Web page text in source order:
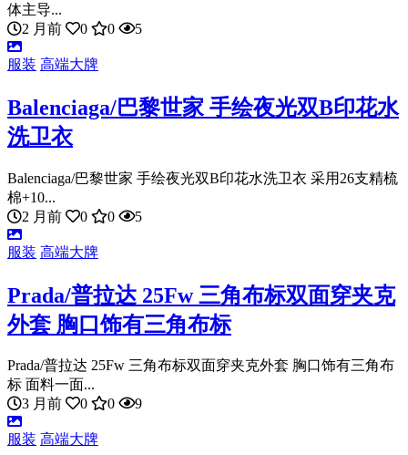
体主导...
2 月前
0 0 5
服装 高端大牌
Balenciaga/巴黎世家 手绘夜光双B印花水
洗卫衣
Balenciaga/巴黎世家 手绘夜光双B印花水洗卫衣 采用26支精梳
棉+10...
2 月前
0 0 5
服装 高端大牌
Prada/普拉达 25Fw 三角布标双面穿夹克
外套 胸口饰有三角布标
Prada/普拉达 25Fw 三角布标双面穿夹克外套 胸口饰有三角布
标 面料一面...
3 月前
0 0 9
服装 高端大牌